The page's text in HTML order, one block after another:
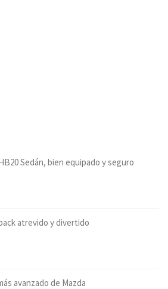
Sedán, bien equipado y seguro
atrevido y divertido
avanzado de Mazda